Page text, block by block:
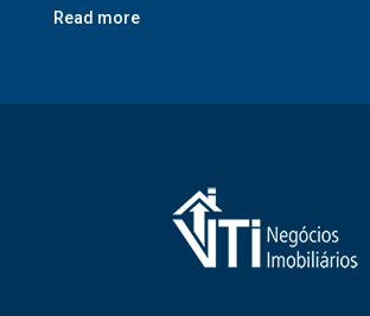
Read more